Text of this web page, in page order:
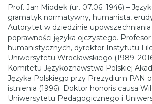
Prof. Jan Miodek (ur. 07.06. 1946) –
gramatyk normatywny, humanista,
Autorytet w dziedzinie
poprawności języka ojczystego.
humanistycznych, dyrektor Instytutu
Uniwersytetu Wrocławskiego
Komitetu Językoznawstwa Polskiej
Języka Polskiego przy Prezydium PAN
istnienia (1996). Doktor honoris causa
Uniwersytetu Pedagogicznego i